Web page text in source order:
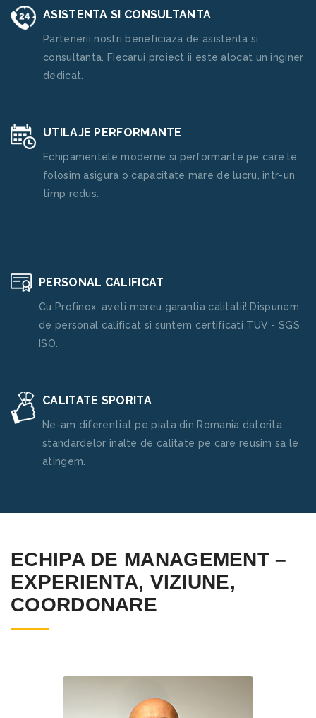
ASISTENTA SI CONSULTANTA
Partenerii nostri beneficiaza de asistenta si
consultanta. Fiecarui proiect ii este alocat un inginer
dedicat.
UTILAJE PERFORMANTE
Echipamentele moderne si performante pe care le
folosim asigura o capacitate mare de lucru, intr-un
timp redus.
PERSONAL CALIFICAT
Cu Profinox, aveti mereu garantia calitatii! Dispunem
de personal calificat si suntem certificati TUV - SGS
ISO.
CALITATE SPORITA
Ne-am diferentiat pe piata din Romania datorita
standardelor inalte de calitate pe care reusim sa le
atingem.
ECHIPA DE MANAGEMENT –
EXPERIENTA, VIZIUNE,
COORDONARE